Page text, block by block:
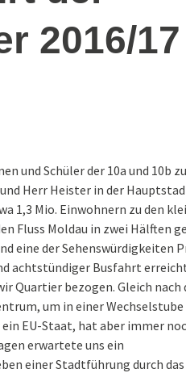
Gewalt
Arbeitslehre in
Klassenstufe 7 – Erste
Tag
2026
2016/17
und Schüler der 10a und 10b
Herr Heister in der
1,3 Mio. Einwohnern zu den
Fluss Moldau in zwei Hälften
eine der Sehenswürdigkeiten
achtstündiger Busfahrt
Quartier bezogen. Gleich nach
um in einer Wechselstube
EU-Staat, hat aber immer
erwartete uns ein
einer Stadtführung durch das